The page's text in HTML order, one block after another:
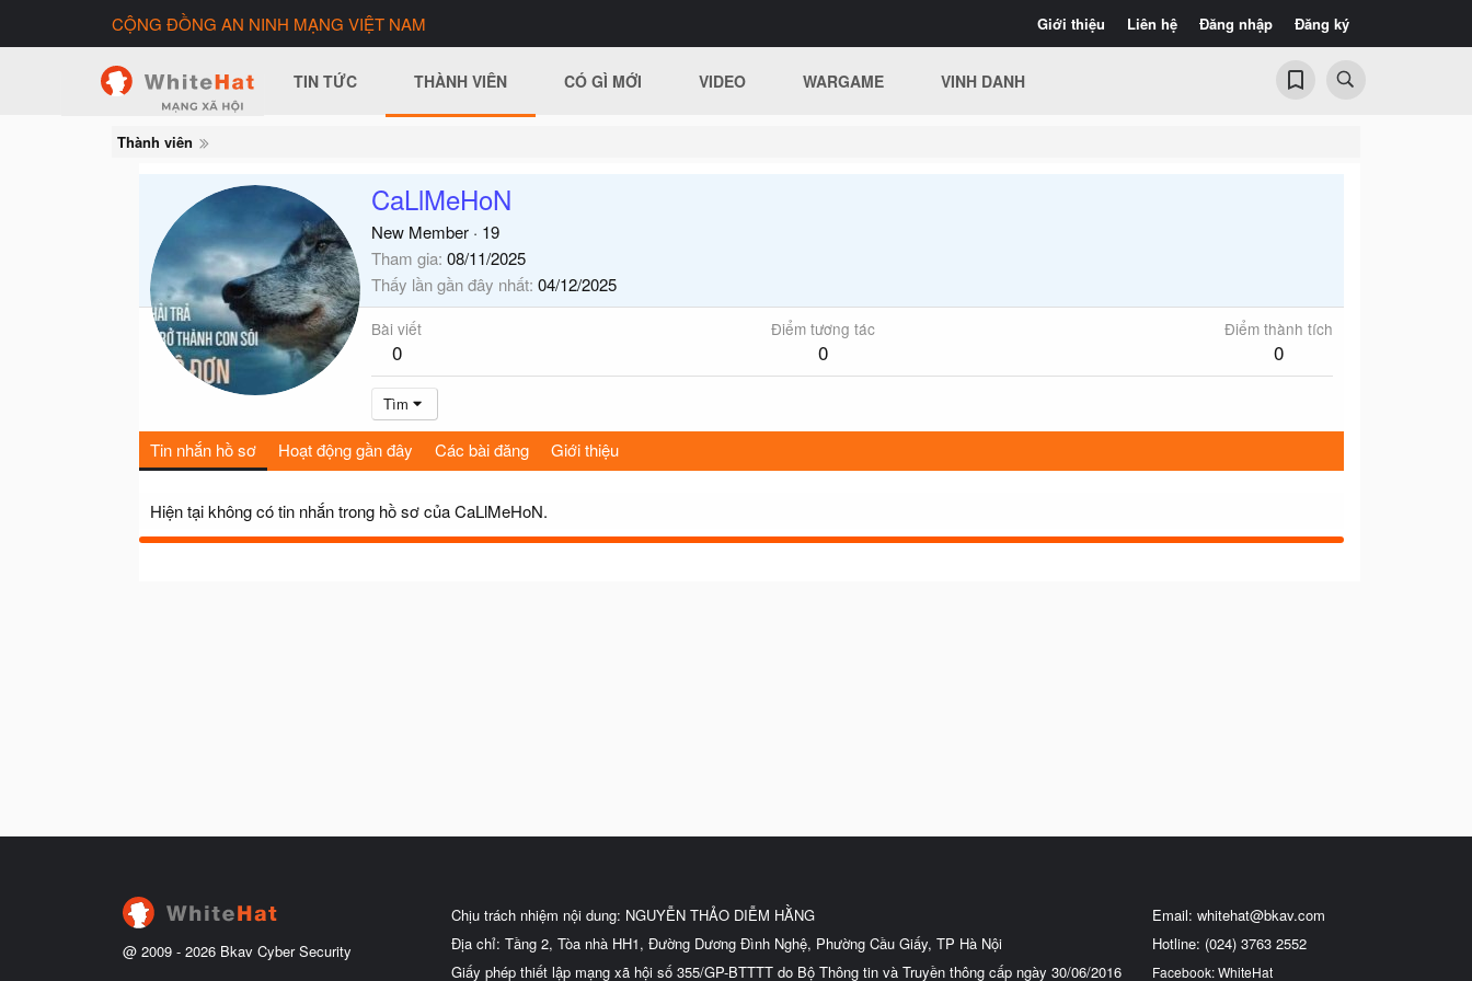
Giới thiệu Liên hệ Đăng nhập Đăng ký
CỘNG ĐỒNG AN NINH MẠNG VIỆT NAM
TIN TỨC THÀNH VIÊN CÓ GÌ MỚI VIDEO WARGAME VINH DANH
Thành viên
CaLlMeHoN
New Member · 19
Tham gia 08/11/2025
Thấy lần gần đây nhất 04/12/2025
Bài viết
0
Điểm tương tác
0
Điểm thành tích
0
Tìm
Tin nhắn hồ sơ Hoạt động gần đây Các bài đăng Giới thiệu
Hiện tại không có tin nhắn trong hồ sơ của CaLlMeHoN.
@ 2009 - 2026 Bkav Cyber Security
Chịu trách nhiệm nội dung: NGUYỄN THẢO DIỄM HẰNG
Địa chỉ: Tầng 2, Tòa nhà HH1, Đường Dương Đình Nghệ, Phường Cầu Giấy, TP Hà Nội
Giấy phép thiết lập mạng xã hội số 355/GP-BTTTT do Bộ Thông tin và Truyền thông cấp ngày 30/06/2016
Email: whitehat@bkav.com
Hotline: (024) 3763 2552
Facebook: WhiteHat